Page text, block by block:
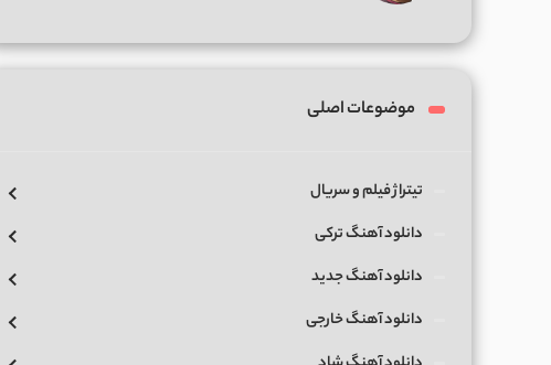
موضوعات اصلی
تیتراژ فیلم و سریال
دانلود آهنگ ترکی
دانلود آهنگ جدید
دانلود آهنگ خارجی